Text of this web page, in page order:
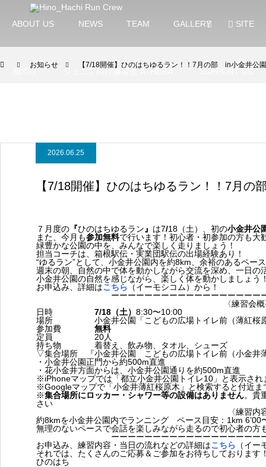
ABOUT US NEWS TEAM GALLERY SITE
BLOG ジュニア向け練習会 ATHERA SUPPORT US
お知らせ 【7/18開催】ひのはちゆるラン！！7月の部 in小金井公
2026.06.25
【7/18開催】ひのはちゆるラン！！7月
７月度の 『ひのはちゆるラン 』 は7/18（土）、初の小金井公
また、今月も参加無料で行います！初心者・初参加の方も大
緑豊かな公園の中を、みんなで楽しく走りましょう！
担当コーチは、箱根駅伝・実業団駅伝の出場経験あり！
“ゆるラン”として、小金井公園内を約8km、余裕のあるペー
週末の朝、自然の中で体を動かしながら交流を深め、一日の
小金井公園の自然を感じながら、楽しく体を動かしましょう
お申込み、詳細はこちら （イーモシコム）から！
ーーーーーーーーーーーーーーーーーー
〈練習会
日時 7/18（土） 8:30〜10:00
場所 小金井公園「こどもの広場トイレ前（薄紅桜原
参加費 無料
定員 20人
持ち物 着替え、飲み物、タオル、シューズ
▽集合場所 『小金井公園 こどもの広場トイレ前（小金井
・小金井公園正門から約500m直進
・花小金井方面からは、小金井公園通りを約500m直進
※iPhoneマップでは「都立小金井公園トイレ10」と表示され
※Googleマップで「小金井薄紅桜原木」と検索すると付近ま
※集合場所にロッカー・シャワー等の設備はありません。貴
さい
〈練習内
約8kmを小金井公園内でランニング ペース目安：1km 6’00
無理のないペースで会話を楽しみながら走るので初心者の方
ーーーーーーーーーーーーーーーーーー
お申込み、練習内容・当日の流れなどの詳細はこちら （イ
それでは、たくさんのご応募＆ご参加をお待ちしております
ひのはち